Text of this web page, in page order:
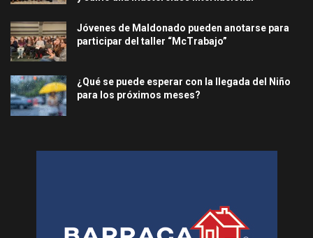
Jóvenes de Maldonado pueden anotarse para
participar del taller “McTrabajo”
¿Qué se puede esperar con la llegada del Niño
para los próximos meses?